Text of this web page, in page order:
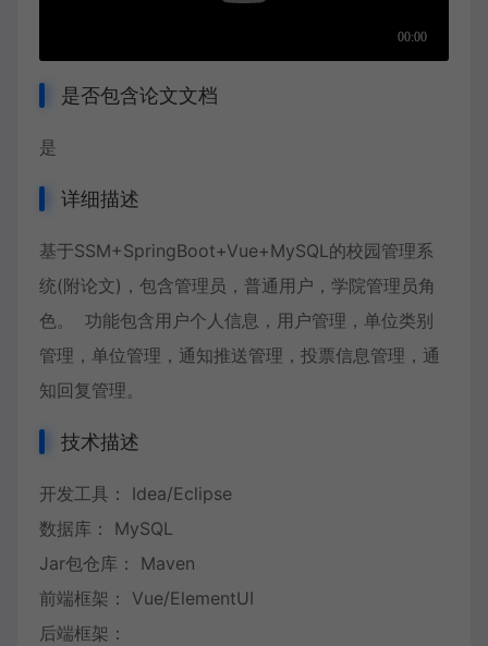
是否包含论文文档
是
详细描述
基于SSM+SpringBoot+Vue+MySQL的校园管理系
统(附论文)，包含管理员，普通用户，学院管理员角
色。 功能包含用户个人信息，用户管理，单位类别
管理，单位管理，通知推送管理，投票信息管理，通
知回复管理。
技术描述
开发工具： Idea/Eclipse
数据库： MySQL
Jar包仓库： Maven
前端框架： Vue/ElementUI
后端框架：